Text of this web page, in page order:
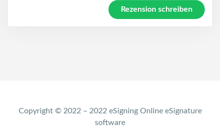
Copyright © 2022 – 2022 eSigning Online eSignature
software